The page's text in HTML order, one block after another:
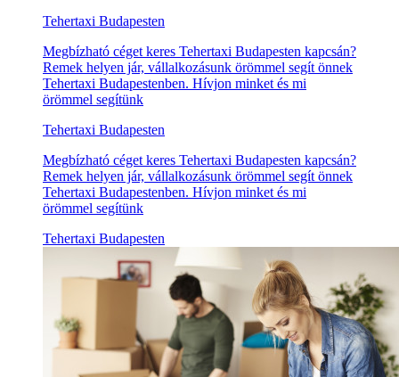
Tehertaxi Budapesten
Megbízható céget keres Tehertaxi Budapesten kapcsán?
Remek helyen jár, vállalkozásunk örömmel segít önnek
Tehertaxi Budapestenben. Hívjon minket és mi
örömmel segítünk
Tehertaxi Budapesten
Megbízható céget keres Tehertaxi Budapesten kapcsán?
Remek helyen jár, vállalkozásunk örömmel segít önnek
Tehertaxi Budapestenben. Hívjon minket és mi
örömmel segítünk
Tehertaxi Budapesten